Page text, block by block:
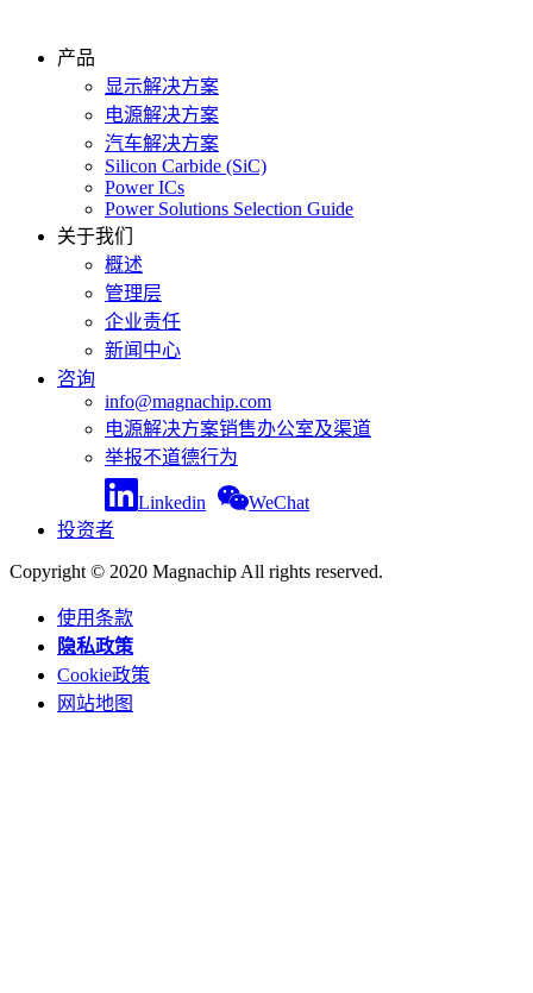
产品
显示解决方案
电源解决方案
汽车解决方案
Silicon Carbide (SiC)
Power ICs
Power Solutions Selection Guide
关于我们
概述
管理层
企业责任
新闻中心
咨询
info@magnachip.com
电源解决方案销售办公室及渠道
举报不道德行为
Linkedin
WeChat
投资者
Copyright © 2020 Magnachip All rights reserved.
使用条款
隐私政策
Cookie政策
网站地图